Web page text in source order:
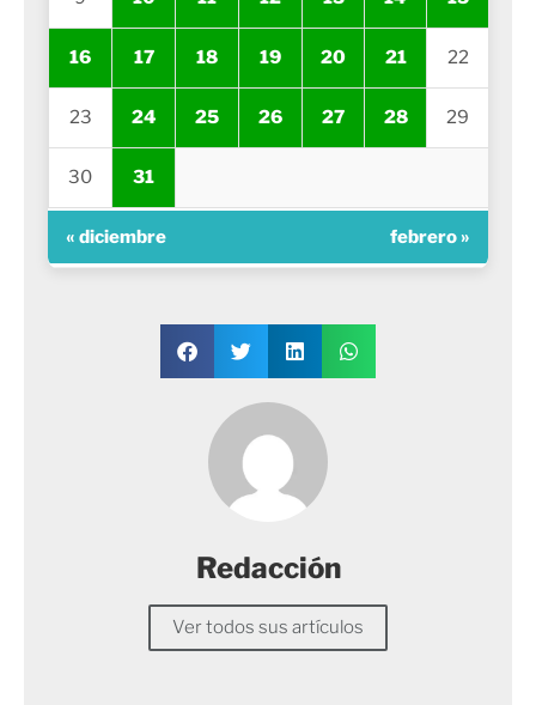
16 17 18 19 20 21 22
23 24 25 26 27 28 29
30 31
« diciembre febrero »
Redacción
Ver todos sus artículos